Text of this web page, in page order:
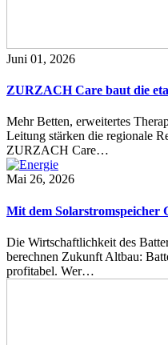
Juni 01, 2026
ZURZACH Care baut die
Mehr Betten, erweitertes
Leitung stärken die regionale
ZURZACH Care…
Mai 26, 2026
Mit dem Solarstromspeicher
Die Wirtschaftlichkeit des
berechnen Zukunft Altbau:
profitabel. Wer…